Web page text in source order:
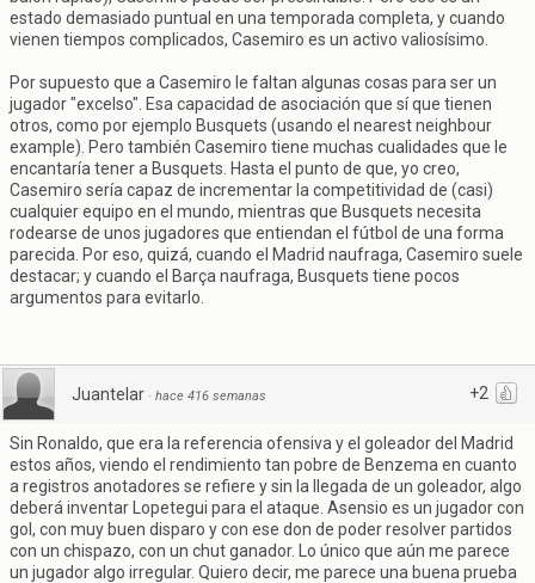
estado demasiado puntual en una temporada completa, y cuando
vienen tiempos complicados, Casemiro es un activo valiosísimo.
Por supuesto que a Casemiro le faltan algunas cosas para ser un
jugador "excelso". Esa capacidad de asociación que sí que tienen
otros, como por ejemplo Busquets (usando el nearest neighbour
example). Pero también Casemiro tiene muchas cualidades que le
encantaría tener a Busquets. Hasta el punto de que, yo creo,
Casemiro sería capaz de incrementar la competitividad de (casi)
cualquier equipo en el mundo, mientras que Busquets necesita
rodearse de unos jugadores que entiendan el fútbol de una forma
parecida. Por eso, quizá, cuando el Madrid naufraga, Casemiro suele
destacar; y cuando el Barça naufraga, Busquets tiene pocos
argumentos para evitarlo.
+2
Juantelar · hace 416 semanas
Sin Ronaldo, que era la referencia ofensiva y el goleador del Madrid
estos años, viendo el rendimiento tan pobre de Benzema en cuanto
a registros anotadores se refiere y sin la llegada de un goleador, algo
deberá inventar Lopetegui para el ataque. Asensio es un jugador con
gol, con muy buen disparo y con ese don de poder resolver partidos
con un chispazo, con un chut ganador. Lo único que aún me parece
un jugador algo irregular. Quiero decir, me parece una buena prueba